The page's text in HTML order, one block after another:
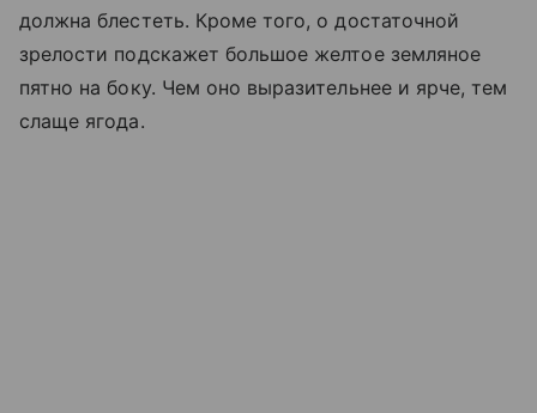
должна блестеть. Кроме того, о достаточной
зрелости подскажет большое желтое земляное
пятно на боку. Чем оно выразительнее и ярче, тем
слаще ягода.